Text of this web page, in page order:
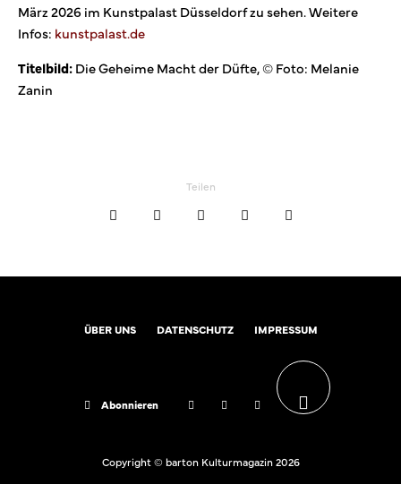
März 2026 im Kunstpalast Düsseldorf zu sehen. Weitere
Infos: kunstpalast.de
Titelbild:Die Geheime Macht der Düfte, © Foto: Melanie
Zanin
Teilen
ÜBER UNS DATENSCHUTZ IMPRESSUM
Abonnieren
Copyright © barton Kulturmagazin 2026